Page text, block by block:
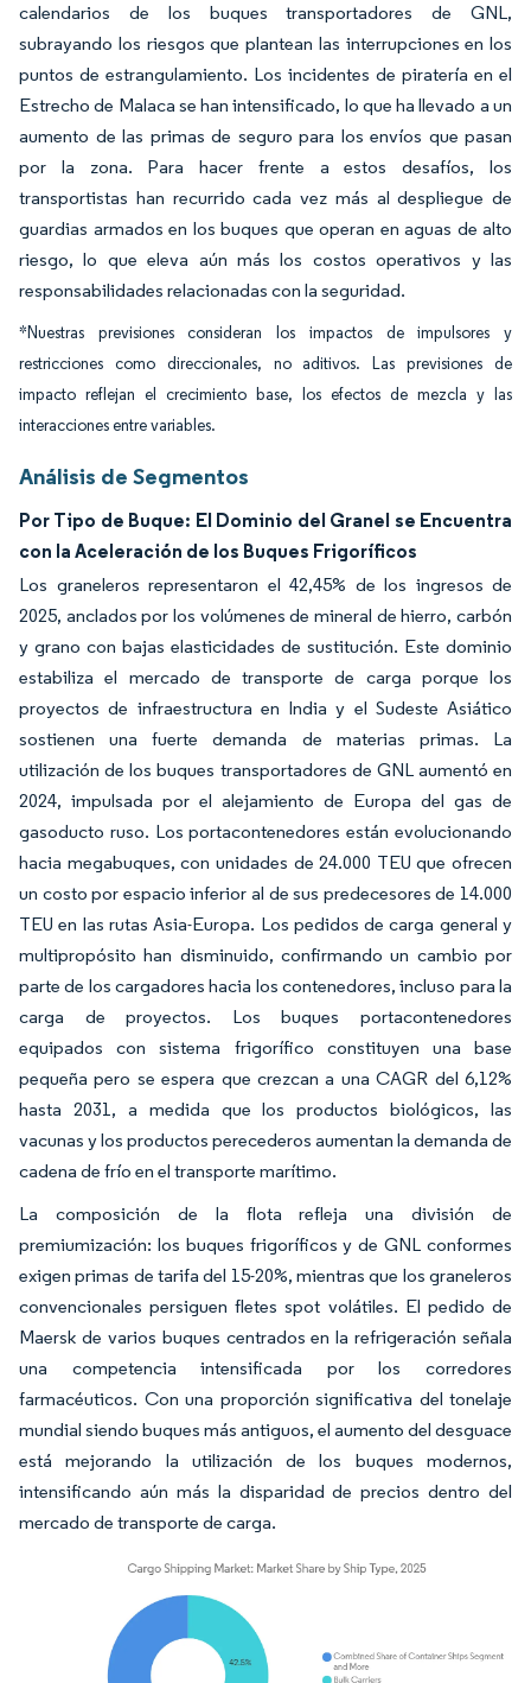
calendarios de los buques transportadores de GNL,
subrayando los riesgos que plantean las interrupciones en los
puntos de estrangulamiento. Los incidentes de piratería en el
Estrecho de Malaca se han intensificado, lo que ha llevado a un
aumento de las primas de seguro para los envíos que pasan
por la zona. Para hacer frente a estos desafíos, los
transportistas han recurrido cada vez más al despliegue de
guardias armados en los buques que operan en aguas de alto
riesgo, lo que eleva aún más los costos operativos y las
responsabilidades relacionadas con la seguridad.
*Nuestras previsiones consideran los impactos de impulsores y
restricciones como direccionales, no aditivos. Las previsiones de
impacto reflejan el crecimiento base, los efectos de mezcla y las
interacciones entre variables.
Análisis de Segmentos
Por Tipo de Buque: El Dominio del Granel se Encuentra
con la Aceleración de los Buques Frigoríficos
Los graneleros representaron el 42,45% de los ingresos de
2025, anclados por los volúmenes de mineral de hierro, carbón
y grano con bajas elasticidades de sustitución. Este dominio
estabiliza el mercado de transporte de carga porque los
proyectos de infraestructura en India y el Sudeste Asiático
sostienen una fuerte demanda de materias primas. La
utilización de los buques transportadores de GNL aumentó en
2024, impulsada por el alejamiento de Europa del gas de
gasoducto ruso. Los portacontenedores están evolucionando
hacia megabuques, con unidades de 24.000 TEU que ofrecen
un costo por espacio inferior al de sus predecesores de 14.000
TEU en las rutas Asia-Europa. Los pedidos de carga general y
multipropósito han disminuido, confirmando un cambio por
parte de los cargadores hacia los contenedores, incluso para la
carga de proyectos. Los buques portacontenedores
equipados con sistema frigorífico constituyen una base
pequeña pero se espera que crezcan a una CAGR del 6,12%
hasta 2031, a medida que los productos biológicos, las
vacunas y los productos perecederos aumentan la demanda de
cadena de frío en el transporte marítimo.
La composición de la flota refleja una división de
premiumización: los buques frigoríficos y de GNL conformes
exigen primas de tarifa del 15-20%, mientras que los graneleros
convencionales persiguen fletes spot volátiles. El pedido de
Maersk de varios buques centrados en la refrigeración señala
una competencia intensificada por los corredores
farmacéuticos. Con una proporción significativa del tonelaje
mundial siendo buques más antiguos, el aumento del desguace
está mejorando la utilización de los buques modernos,
intensificando aún más la disparidad de precios dentro del
mercado de transporte de carga.